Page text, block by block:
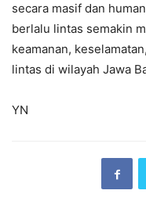
secara masif dan
berlalu lintas semakin
keamanan,
lintas di wilayah Jawa
YN